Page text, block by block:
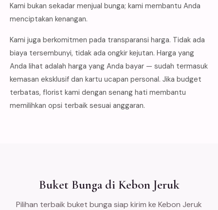
Kami bukan sekadar menjual bunga; kami membantu Anda
menciptakan kenangan.
Kami juga berkomitmen pada transparansi harga. Tidak ada
biaya tersembunyi, tidak ada ongkir kejutan. Harga yang
Anda lihat adalah harga yang Anda bayar — sudah termasuk
kemasan eksklusif dan kartu ucapan personal. Jika budget
terbatas, florist kami dengan senang hati membantu
memilihkan opsi terbaik sesuai anggaran.
Buket Bunga di Kebon Jeruk
Pilihan terbaik buket bunga siap kirim ke Kebon Jeruk